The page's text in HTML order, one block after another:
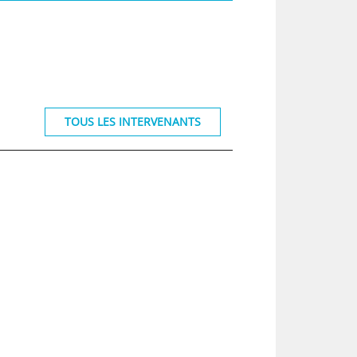
TOUS LES INTERVENANTS